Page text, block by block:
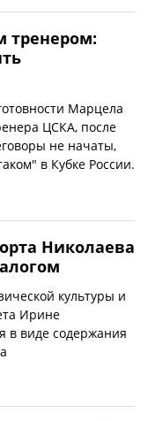
тренером:
Марцела
ЦСКА, после
не начаты,
в Кубке России.
Николаева
культуры и
Ирине
в виде содержания